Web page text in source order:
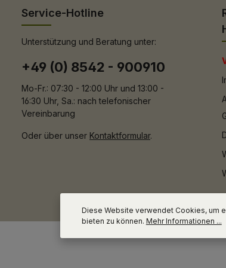
Service-Hotline
Unterstützung und Beratung unter:
+49 (0) 8542 - 900910
Mo-Fr.: 07:30 - 12:00 Uhr und 13:00 -
16:30 Uhr, Sa.: nach telefonischer
Vereinbarung
Oder über unser Kontaktformular.
Diese Website verwendet Cookies, um
bieten zu können. Mehr Informationen ...